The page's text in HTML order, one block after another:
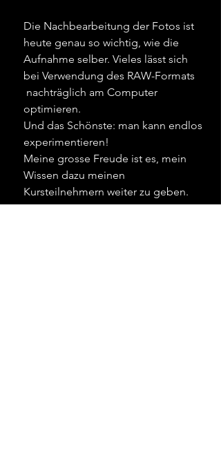
Die Nachbearbeitung der Fotos ist
heute genau so wichtig, wie die
Aufnahme selber. Vieles lässt sich
bei Verwendung des RAW-Formats
nachträglich am Computer
optimieren.
Und das Schönste: man kann endlos
experimentieren!
Meine grosse Freude ist es, mein
Wissen dazu meinen
Kursteilnehmern weiter zu geben.